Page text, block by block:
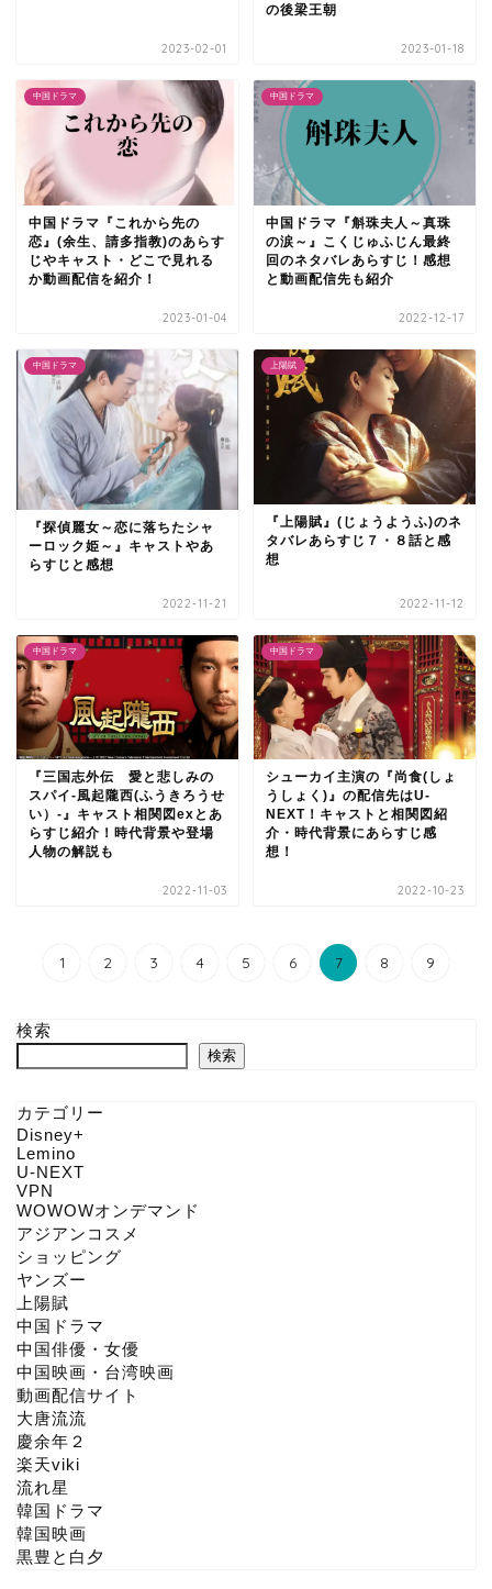
2023-02-01
の後梁王朝
2023-01-18
中国ドラマ
中国ドラマ『これから先の
恋』(余生、請多指教)のあらす
じやキャスト・どこで見れる
か動画配信を紹介！
2023-01-04
中国ドラマ
中国ドラマ『斛珠夫人～真珠
の涙～』こくじゅふじん最終
回のネタバレあらすじ！感想
と動画配信先も紹介
2022-12-17
中国ドラマ
『探偵麗女～恋に落ちたシャ
ーロック姫～』キャストやあ
らすじと感想
2022-11-21
上陽賦
『上陽賦』(じょうようふ)のネ
タバレあらすじ７・８話と感
想
2022-11-12
中国ドラマ
『三国志外伝 愛と悲しみの
スパイ‐風起隴西(ふうきろうせ
い）‐』キャスト相関図exとあ
らすじ紹介！時代背景や登場
人物の解説も
2022-11-03
中国ドラマ
シューカイ主演の『尚食(しょ
うしょく)』の配信先はU-
NEXT！キャストと相関図紹
介・時代背景にあらすじ感
想！
2022-10-23
1 2 3 4 5 6 7 8 9
検索
検索
カテゴリー
Disney+
Lemino
U-NEXT
VPN
WOWOWオンデマンド
アジアンコスメ
ショッピング
ヤンズー
上陽賦
中国ドラマ
中国俳優・女優
中国映画・台湾映画
動画配信サイト
大唐流流
慶余年２
楽天viki
流れ星
韓国ドラマ
韓国映画
黒豊と白夕